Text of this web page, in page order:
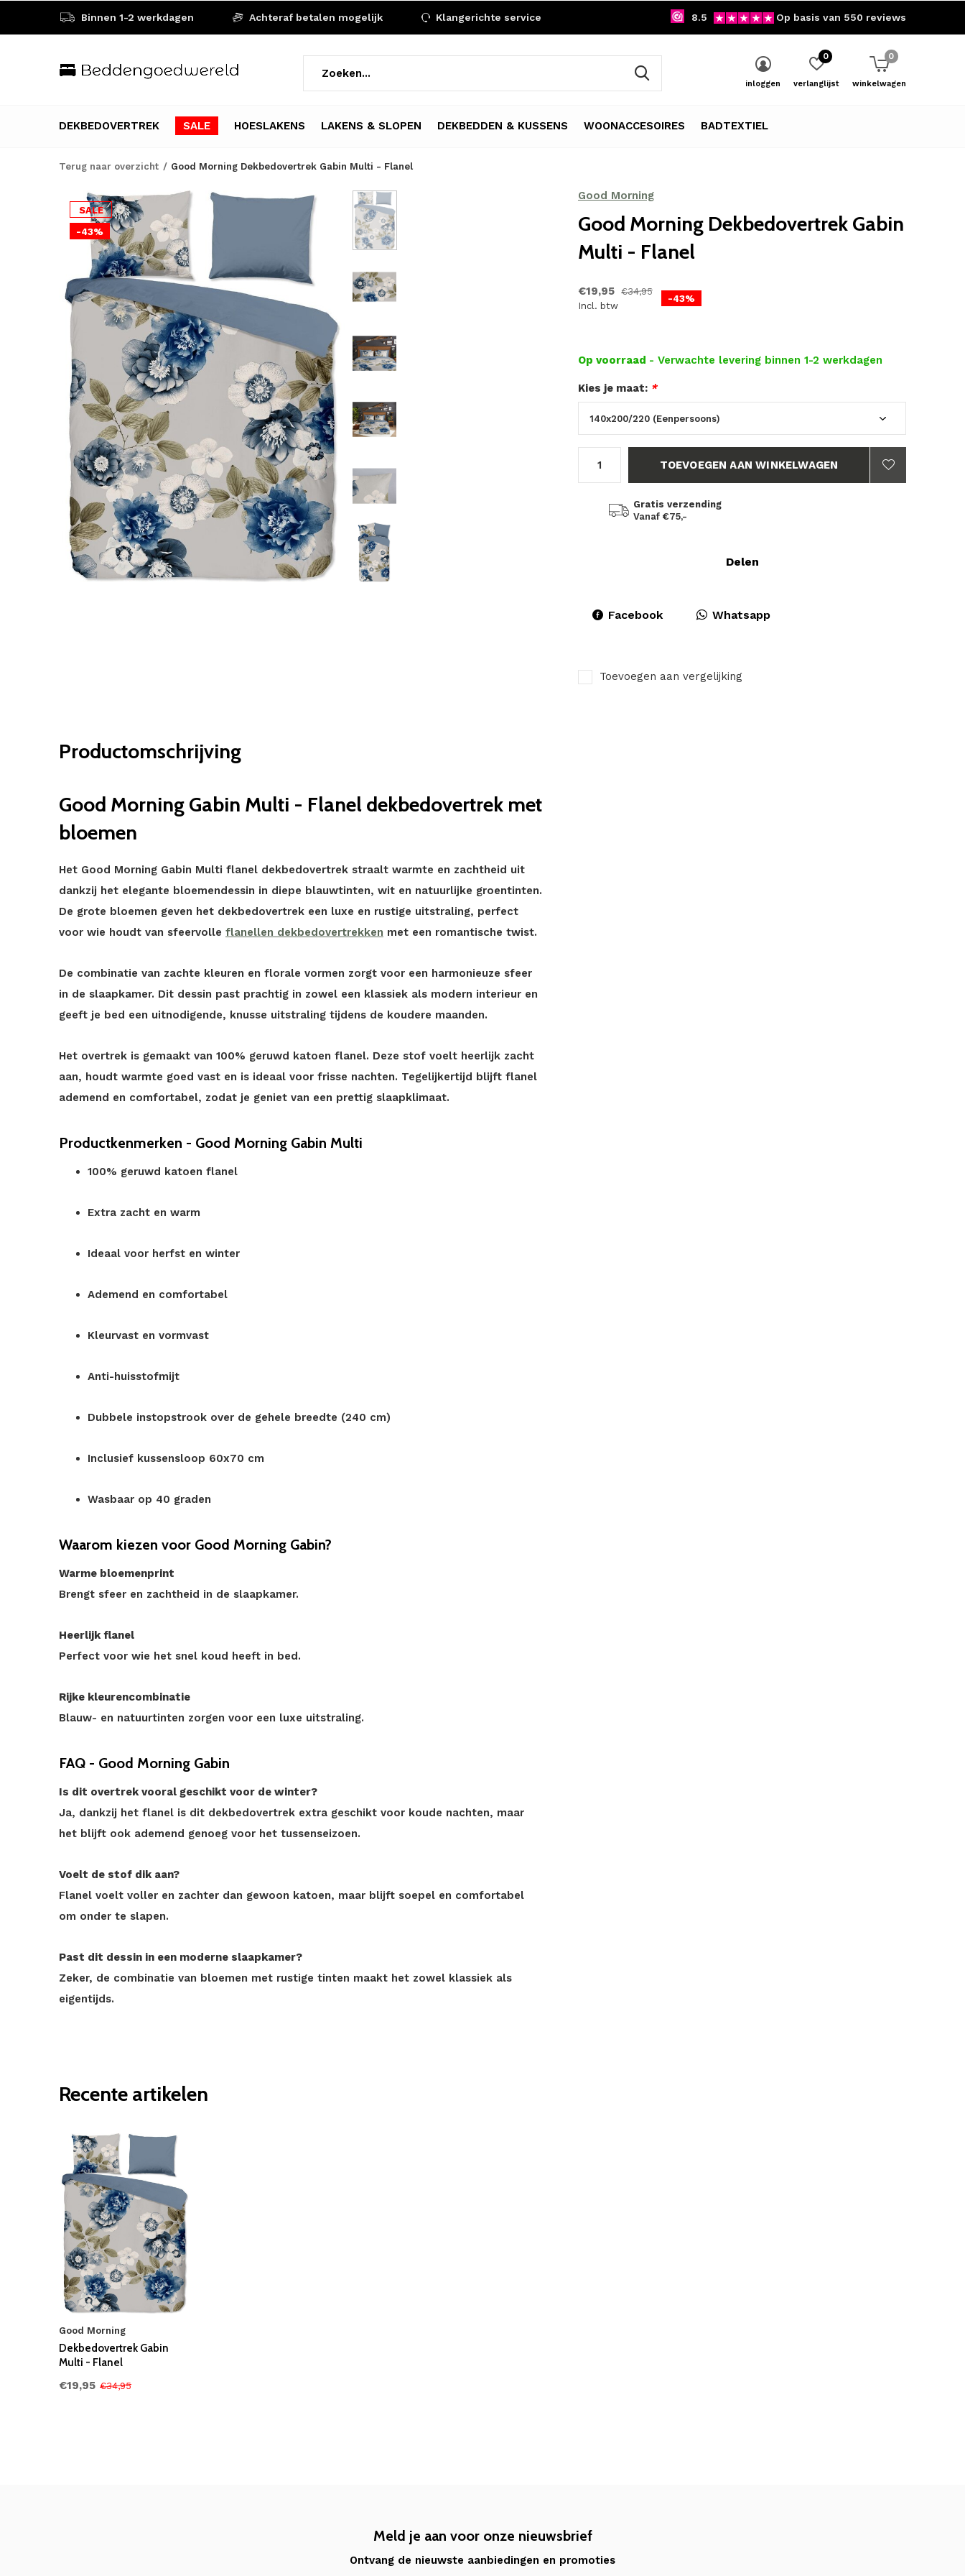
DEKBEDOVERTREK SALE HOESLAKENS LAKENS & SLOPEN DEKBEDDEN & KUSSENS WOONACCESOIRES BADTEXTIEL
inloggen verlanglijst
0
winkelwagen
0
Binnen 1-2 werkdagen Achteraf betalen mogelijk Klangerichte service 8.5 Op basis van 550 reviews
Terug naar overzicht Good Morning Dekbedovertrek Gabin Multi - Flanel
SALE
-43%
Good Morning
Good Morning Dekbedovertrek Gabin
Multi - Flanel
€19,95 €34,95
Incl. btw
-43%
Op voorraad - Verwachte levering binnen 1-2 werkdagen
Kies je maat: *
TOEVOEGEN AAN WINKELWAGEN
Gratis verzending
Vanaf €75,-
Delen
Facebook Whatsapp
Toevoegen aan vergelijking
Productomschrijving
Good Morning Gabin Multi - Flanel dekbedovertrek met
bloemen
Het Good Morning Gabin Multi flanel dekbedovertrek straalt warmte en zachtheid uit
dankzij het elegante bloemendessin in diepe blauwtinten, wit en natuurlijke groentinten.
De grote bloemen geven het dekbedovertrek een luxe en rustige uitstraling, perfect
voor wie houdt van sfeervolle flanellen dekbedovertrekken met een romantische twist.
De combinatie van zachte kleuren en florale vormen zorgt voor een harmonieuze sfeer
in de slaapkamer. Dit dessin past prachtig in zowel een klassiek als modern interieur en
geeft je bed een uitnodigende, knusse uitstraling tijdens de koudere maanden.
Het overtrek is gemaakt van 100% geruwd katoen flanel. Deze stof voelt heerlijk zacht
aan, houdt warmte goed vast en is ideaal voor frisse nachten. Tegelijkertijd blijft flanel
ademend en comfortabel, zodat je geniet van een prettig slaapklimaat.
Productkenmerken - Good Morning Gabin Multi
100% geruwd katoen flanel
Extra zacht en warm
Ideaal voor herfst en winter
Ademend en comfortabel
Kleurvast en vormvast
Anti-huisstofmijt
Dubbele instopstrook over de gehele breedte (240 cm)
Inclusief kussensloop 60x70 cm
Wasbaar op 40 graden
Waarom kiezen voor Good Morning Gabin?
Warme bloemenprint
Brengt sfeer en zachtheid in de slaapkamer.
Heerlijk flanel
Perfect voor wie het snel koud heeft in bed.
Rijke kleurencombinatie
Blauw- en natuurtinten zorgen voor een luxe uitstraling.
FAQ - Good Morning Gabin
Is dit overtrek vooral geschikt voor de winter?
Ja, dankzij het flanel is dit dekbedovertrek extra geschikt voor koude nachten, maar
het blijft ook ademend genoeg voor het tussenseizoen.
Voelt de stof dik aan?
Flanel voelt voller en zachter dan gewoon katoen, maar blijft soepel en comfortabel
om onder te slapen.
Past dit dessin in een moderne slaapkamer?
Zeker, de combinatie van bloemen met rustige tinten maakt het zowel klassiek als
eigentijds.
Recente artikelen
Good Morning
Dekbedovertrek Gabin
Multi - Flanel
€19,95 €34,95
Meld je aan voor onze nieuwsbrief
Ontvang de nieuwste aanbiedingen en promoties